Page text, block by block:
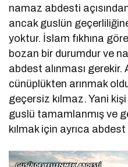
namaz abdesti
ancak guslün
yoktur. İslam fıkhına
bozan bir durumdur ve
abdest alınması gerekir.
cünüplükten arınmak
geçersiz kılmaz. Yani
guslü tamamlanmış ve
kılmak için ayrıca